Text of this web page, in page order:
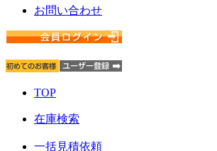
お問い合わせ
TOP
在庫検索
一括見積依頼